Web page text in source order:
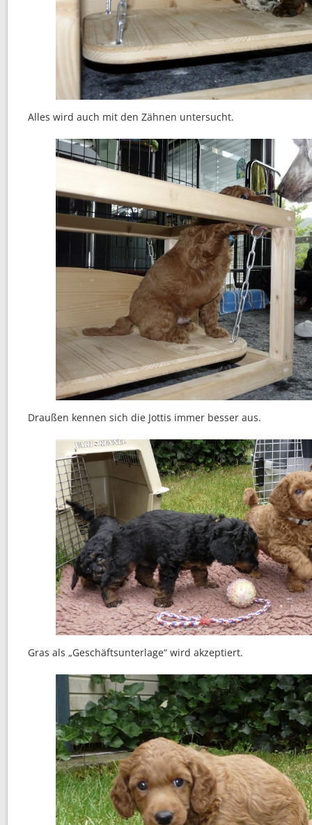
Alles wird auch mit den Zähnen untersucht.
Draußen kennen sich die Jottis immer besser aus.
Gras als „Geschäftsunterlage“ wird akzeptiert.